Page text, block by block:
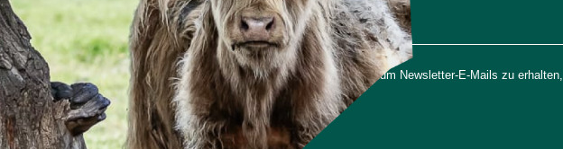
*Ich stimme zu, dass meine personenbezogenen Daten genutzt werden, um Newsletter-E-Mails zu erhalten,
und weiß, dass ich dies jederzeit widerrufen kann.
Anmelden